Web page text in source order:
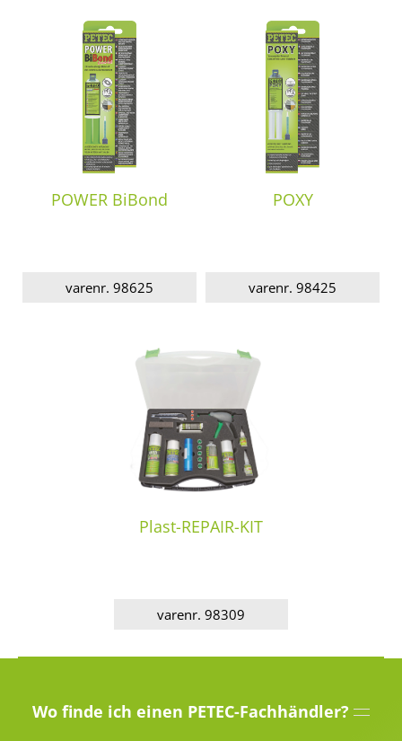
POWER BiBond
varenr. 98625
POXY
varenr. 98425
Plast-REPAIR-KIT
varenr. 98309
Wo finde ich einen PETEC-Fachhändler?